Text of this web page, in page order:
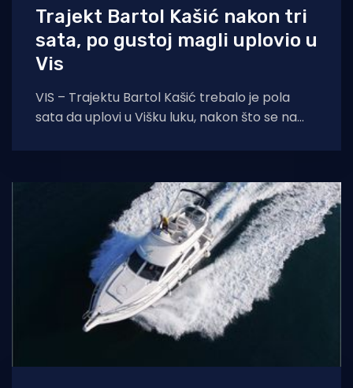
Trajekt Bartol Kašić nakon tri
sata, po gustoj magli uplovio u
Vis
VIS – Trajektu Bartol Kašić trebalo je pola
sata da uplovi u Višku luku, nakon što se na